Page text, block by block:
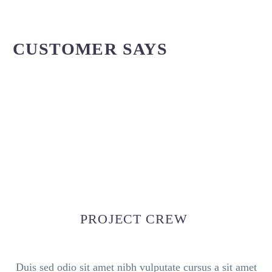
CUSTOMER SAYS
PROJECT CREW
Duis sed odio sit amet nibh vulputate cursus a sit amet